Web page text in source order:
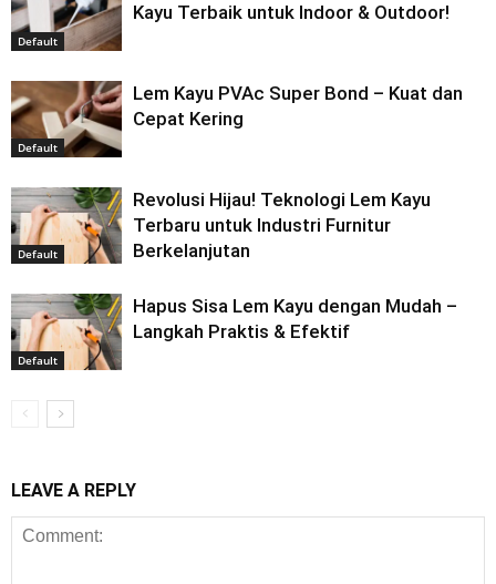
Default
Kayu Terbaik untuk Indoor & Outdoor!
Default
Lem Kayu PVAc Super Bond – Kuat dan
Cepat Kering
Default
Revolusi Hijau! Teknologi Lem Kayu
Terbaru untuk Industri Furnitur
Berkelanjutan
Default
Hapus Sisa Lem Kayu dengan Mudah –
Langkah Praktis & Efektif
LEAVE A REPLY